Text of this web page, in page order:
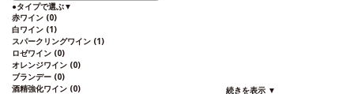
●タイプで選ぶ▼
赤ワイン (0)
白ワイン (1)
スパークリングワイン (1)
ロゼワイン (0)
オレンジワイン (0)
ブランデー (0)
酒精強化ワイン (0)
続きを表示 ▼